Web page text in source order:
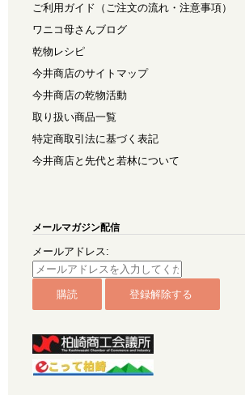
ご利用ガイド（ご注文の流れ・注意事項）
ワニコ母さんブログ
乾物レシピ
今井商店のサイトマップ
今井商店の乾物活動
取り扱い商品一覧
特定商取引法に基づく表記
今井商店と先代と若林について
メールマガジン配信
メールアドレス: